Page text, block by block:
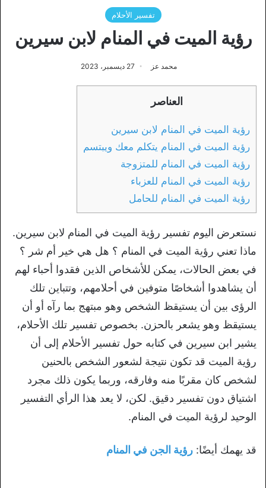
تفسير الأحلام
رؤية الميت في المنام لابن سيرين
محمد عز 27 ديسمبر، 2023
العناصر
رؤية الميت في المنام لابن سيرين
رؤية الميت في المنام يتكلم معك ويبتسم
رؤية الميت في المنام للمتزوجة
رؤية الميت في المنام للعزباء
رؤية الميت في المنام للحامل
نستعرض اليوم تفسير رؤية الميت في المنام لابن سيرين.
ماذا تعني رؤية الميت في المنام ؟ هل هي خير أم شر ؟
في بعض الحالات، يمكن للأشخاص الذين فقدوا أحباء لهم
أن يشاهدوا أشخاصًا متوفين في أحلامهم، وتتباين تلك
الرؤى بين أن يستيقظ الشخص وهو مبتهج بما رآه أو أن
يستيقظ وهو يشعر بالحزن. بخصوص تفسير تلك الأحلام،
يشير ابن سيرين في كتابه حول تفسير الأحلام إلى أن
رؤية الميت قد تكون نتيجة لشعور الشخص بالحنين
لشخص كان مقربًا منه وفارقه، وربما يكون ذلك مجرد
اشتياق دون تفسير دقيق. لكن، لا يعد هذا الرأي التفسير
الوحيد لرؤية الميت في المنام.
قد يهمك أيضًا: رؤية الجن في المنام